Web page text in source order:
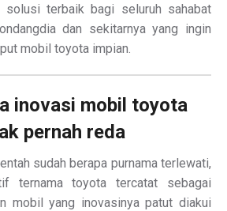
terbaik bagi seluruh sahabat
dan sekitarnya yang ingin
mobil toyota impian.
inovasi mobil toyota
pernah reda
sudah berapa purnama terlewati,
ternama toyota tercatat sebagai
mobil yang inovasinya patut diakui